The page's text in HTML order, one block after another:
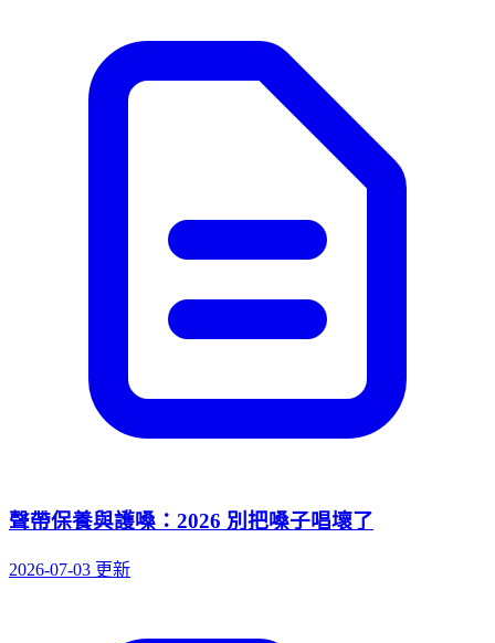
聲帶保養與護嗓：2026 別把嗓子唱壞了
2026-07-03 更新